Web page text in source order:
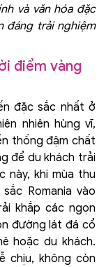
và văn hóa đặc
đáng trải nghiệm
điểm vàng
đặc sắc nhất ở
nhiên hùng vĩ,
thống đậm chất
để du khách trải
này, khi mùa thu
Romania vào
khắp các ngọn
đường lát đá cổ
hoặc du khách.
chịu, không còn